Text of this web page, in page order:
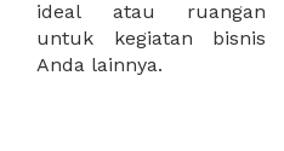
Anda lainnya.